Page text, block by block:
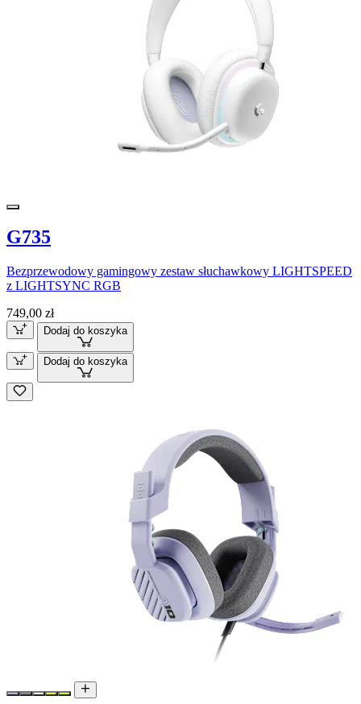
G735
Bezprzewodowy gamingowy zestaw słuchawkowy LIGHTSPEED
z LIGHTSYNC RGB
749,00 zł
Dodaj do koszyka
Dodaj do koszyka